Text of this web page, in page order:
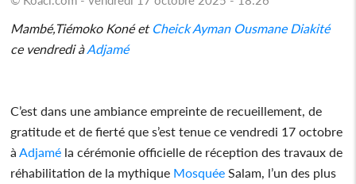
Mambé,Tiémoko Koné et Cheick Ayman Ousmane Diakité
ce vendredi àAdjamé
C’est dans une ambiance empreinte de recueillement, de
gratitude et de fierté que s’est tenue ce vendredi 17 octobre
à Adjamé la cérémonie officielle de réception des travaux de
réhabilitation de la mythique Mosquée Salam, l’un des plus